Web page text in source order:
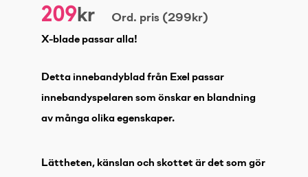
209kr Ord. pris (299kr)
X-blade passar alla!
Detta innebandyblad från Exel passar
innebandyspelaren som önskar en blandning
av många olika egenskaper.
Lättheten, känslan och skottet är det som gör